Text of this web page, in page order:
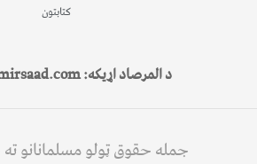
کتابتون
د المرصاد اړیکه: info@almirsaad.com
جمله حقوق ټولو مسلمانانو